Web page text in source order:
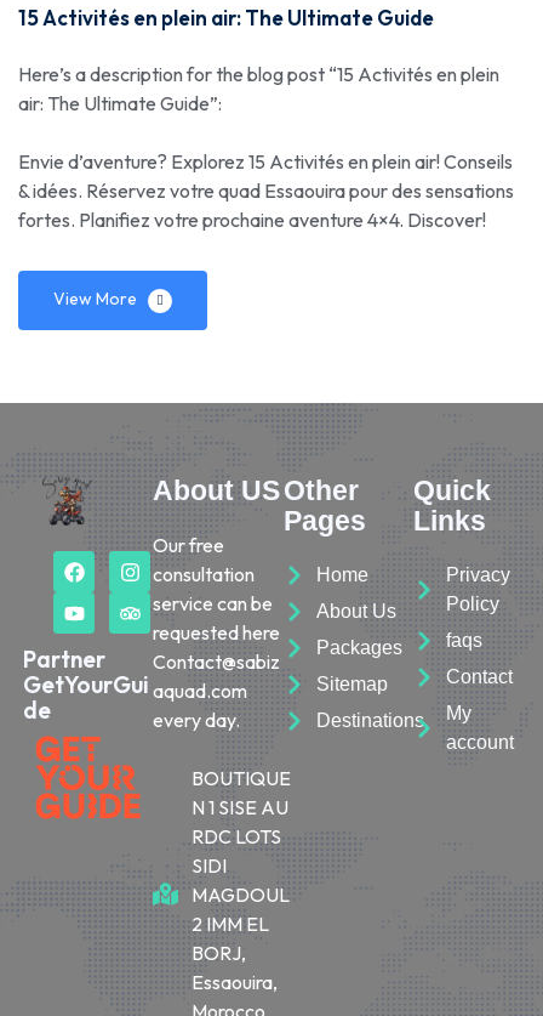
15 Activités en plein air: The Ultimate Guide
Here’s a description for the blog post “15 Activités en plein
air: The Ultimate Guide”:
Envie d’aventure? Explorez 15 Activités en plein air! Conseils
& idées. Réservez votre quad Essaouira pour des sensations
fortes. Planifiez votre prochaine aventure 4×4. Discover!
View More
Partner
GetYourGui
de
About US
Our free
consultation
service can be
requested here
Contact@sabiz
aquad.com
every day.
BOUTIQUE
N 1 SISE AU
RDC LOTS
SIDI
MAGDOUL
2 IMM EL
BORJ,
Essaouira,
Morocco
Other
Pages
Home
About Us
Packages
Sitemap
Destinations
Quick
Links
Privacy
Policy
faqs
Contact
My
account